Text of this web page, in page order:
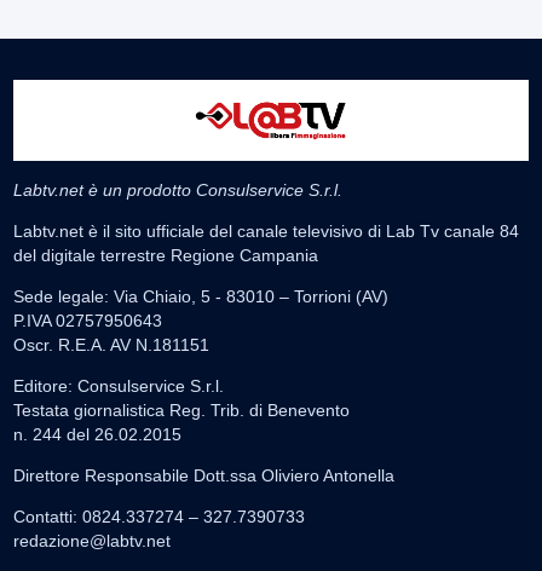
Labtv.net è un prodotto Consulservice S.r.l.
Labtv.net è il sito ufficiale del canale televisivo di Lab Tv canale 84
del digitale terrestre Regione Campania
Sede legale: Via Chiaio, 5 - 83010 – Torrioni (AV)
P.IVA 02757950643
Oscr. R.E.A. AV N.181151
Editore: Consulservice S.r.l.
Testata giornalistica Reg. Trib. di Benevento
n. 244 del 26.02.2015
Direttore Responsabile Dott.ssa Oliviero Antonella
Contatti: 0824.337274 – 327.7390733
redazione@labtv.net